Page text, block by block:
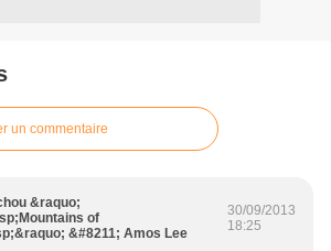
un commentaire
&raquo;
of
&#8211; Amos Lee
30/09/2013
18:25